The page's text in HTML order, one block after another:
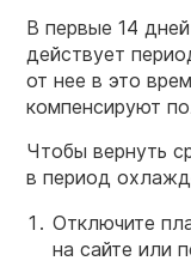
В первые 14
действует
от нее в это
компенсируют
Чтобы вернуть
в период
Отключите
на сайте или